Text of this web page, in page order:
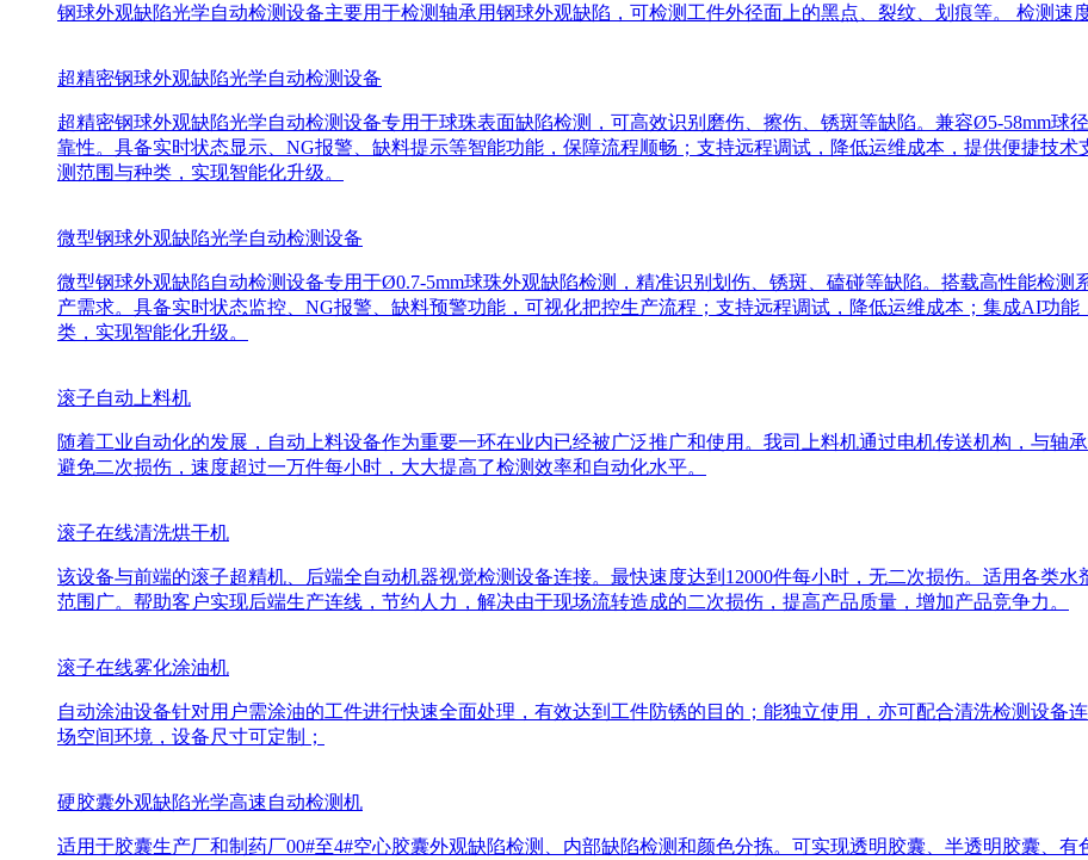
钢球外观缺陷光学自动检测设备主要用于检测轴承用钢球外观缺陷，可检测工件外径面上的黑点、裂纹、划痕等。 检测速
超精密钢球外观缺陷光学自动检测设备
超精密钢球外观缺陷光学自动检测设备专用于球珠表面缺陷检测，可高效识别磨伤、擦伤、锈斑等缺陷。兼容Ø5-58mm球
靠性。具备实时状态显示、NG报警、缺料提示等智能功能，保障流程顺畅；支持远程调试，降低运维成本，提供便捷技
测范围与种类，实现智能化升级。
微型钢球外观缺陷光学自动检测设备
微型钢球外观缺陷自动检测设备专用于Ø0.7-5mm球珠外观缺陷检测，精准识别划伤、锈斑、磕碰等缺陷。搭载高性能检测
产需求。具备实时状态监控、NG报警、缺料预警功能，可视化把控生产流程；支持远程调试，降低运维成本；集成AI功
类，实现智能化升级。
滚子自动上料机
随着工业自动化的发展，自动上料设备作为重要一环在业内已经被广泛推广和使用。我司上料机通过电机传送机构，与轴
避免二次损伤，速度超过一万件每小时，大大提高了检测效率和自动化水平。
滚子在线清洗烘干机
该设备与前端的滚子超精机、后端全自动机器视觉检测设备连接。最快速度达到12000件每小时，无二次损伤。适用各类
范围广。帮助客户实现后端生产连线，节约人力，解决由于现场流转造成的二次损伤，提高产品质量，增加产品竞争力。
滚子在线雾化涂油机
自动涂油设备针对用户需涂油的工件进行快速全面处理，有效达到工件防锈的目的；能独立使用，亦可配合清洗检测设备
场空间环境，设备尺寸可定制；
硬胶囊外观缺陷光学高速自动检测机
适用于胶囊生产厂和制药厂00#至4#空心胶囊外观缺陷检测、内部缺陷检测和颜色分拣。可实现透明胶囊、半透明胶囊、